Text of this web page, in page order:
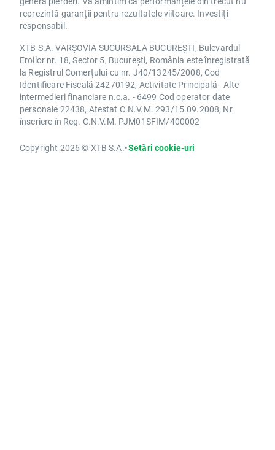
reprezintă garanții pentru rezultatele viitoare. Investiți
responsabil.
XTB S.A. VARȘOVIA SUCURSALA BUCUREȘTI, Bulevardul
Eroilor nr. 18, Sector 5, București, România este înregistrată
la Registrul Comerțului cu nr. J40/13245/2008, Cod
Identificare Fiscală 24270192, Activitate Principală - Alte
intermedieri financiare n.c.a. - 6499 Cod operator date
personale 22438, Atestat C.N.V.M. 293/15.09.2008, Nr.
înscriere în Reg. C.N.V.M. PJM01SFIM/400002
Copyright 2026 © XTB S.A.•Setări cookie-uri